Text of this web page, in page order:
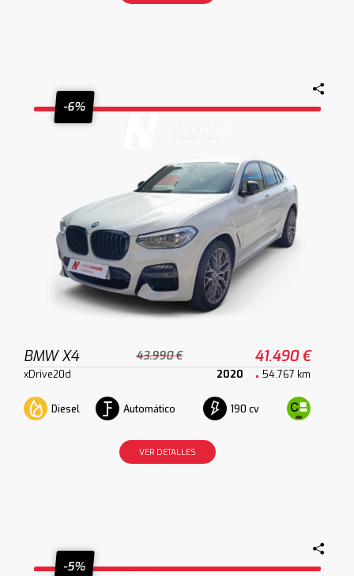
-6%
BMW X4 43.990 € 41.490 €
xDrive20d 2020 54.767 km
Diesel Automático 190 cv
VER DETALLES
-5%